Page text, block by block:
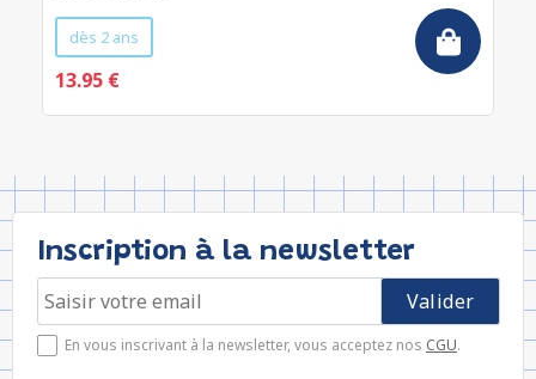
dès 2 ans
13.95 €
Inscription à la newsletter
En vous inscrivant à la newsletter, vous acceptez nos CGU.